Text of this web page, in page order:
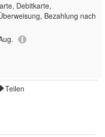
Debitkarte,
Bezahlung nach
Teilen